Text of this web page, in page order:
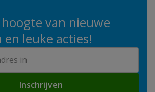
van nieuwe
leuke acties!
Inschrijven